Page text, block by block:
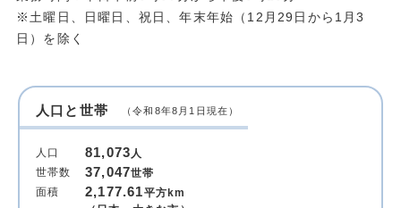
※土曜日、日曜日、祝日、年末年始（12月29日から1月3
日）を除く
人口と世帯 （令和8年8月1日現在）
人口 81,073人
世帯数
37,047世帯
面積
2,177.61平方km